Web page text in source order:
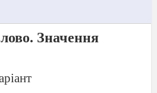
Значення